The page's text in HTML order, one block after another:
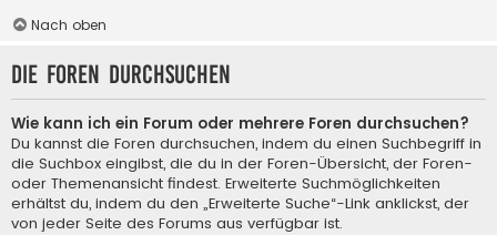
Nach oben
Die Foren durchsuchen
Wie kann ich ein Forum oder mehrere Foren durchsuchen?
Du kannst die Foren durchsuchen, indem du einen Suchbegriff in
die Suchbox eingibst, die du in der Foren-Übersicht, der Foren-
oder Themenansicht findest. Erweiterte Suchmöglichkeiten
erhältst du, indem du den „Erweiterte Suche“-Link anklickst, der
von jeder Seite des Forums aus verfügbar ist.